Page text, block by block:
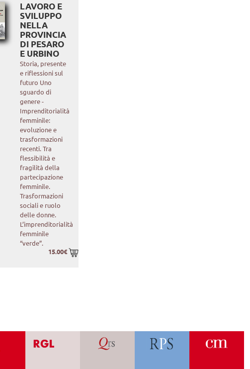
LAVORO E
SVILUPPO
NELLA
PROVINCIA
DI PESARO
E URBINO
Storia, presente
e riflessioni sul
futuro Uno
sguardo di
genere -
Imprenditorialità
femminile:
evoluzione e
trasformazioni
recenti. Tra
flessibilità e
fragilità della
partecipazione
femminile.
Trasformazioni
sociali e ruolo
delle donne.
L’imprenditorialità
femminile
“verde”.
15.00€